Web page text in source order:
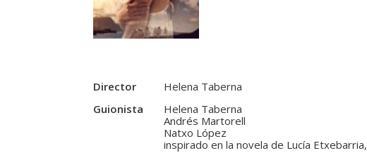
Director
Helena Taberna
Guionista
Helena Taberna
Andrés Martorell
Natxo López
inspirado en la novela de Lucía